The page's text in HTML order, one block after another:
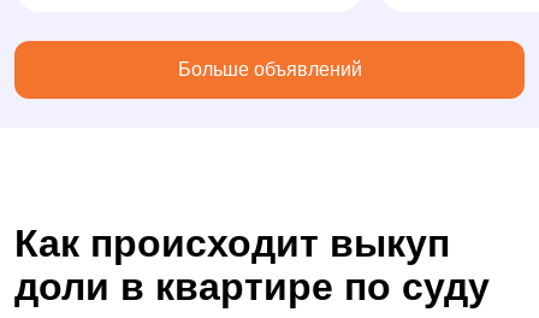
Больше объявлений
Как происходит выкуп
доли в квартире по суду